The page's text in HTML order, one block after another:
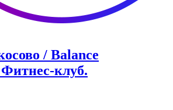
/ Balance
клуб.